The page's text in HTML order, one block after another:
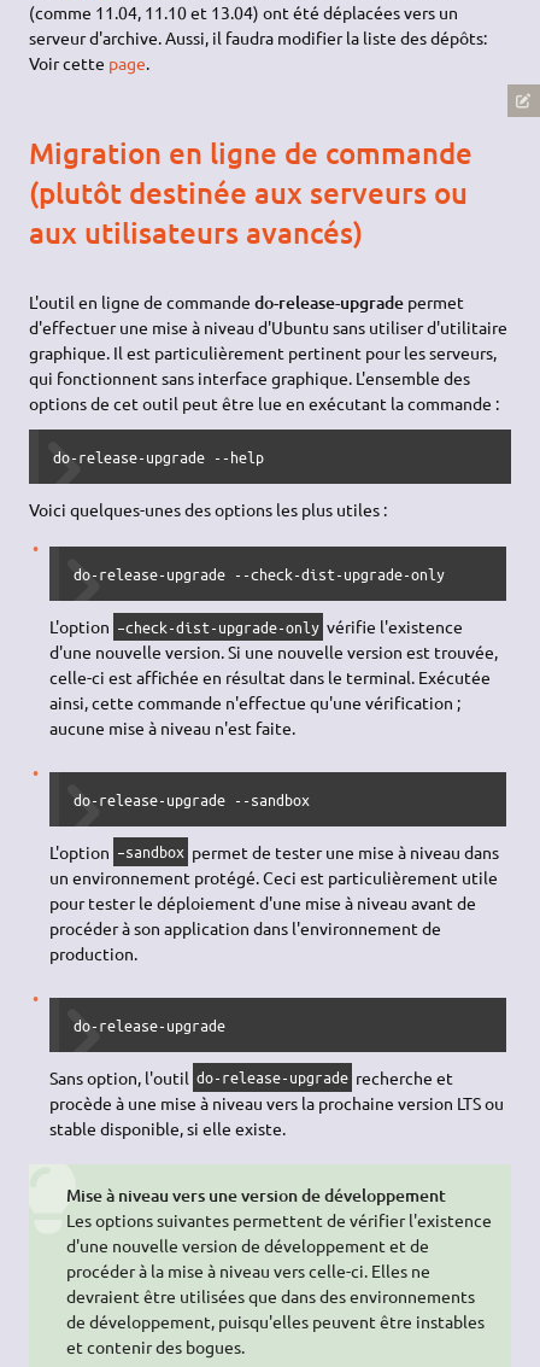
(comme 11.04, 11.10 et 13.04) ont été déplacées vers un
serveur d'archive. Aussi, il faudra modifier la liste des dépôts:
Voir cette page.
Migration en ligne de commande
(plutôt destinée aux serveurs ou
aux utilisateurs avancés)
L'outil en ligne de commandedo-release-upgrade permet
d'effectuer une mise à niveau d'Ubuntu sans utiliser d'utilitaire
graphique. Il est particulièrement pertinent pour les serveurs,
qui fonctionnent sans interface graphique. L'ensemble des
options de cet outil peut être lue en exécutant la commande :
do-release-upgrade --help
Voici quelques-unes des options les plus utiles :
do-release-upgrade --check-dist-upgrade-only
L'option –check-dist-upgrade-only vérifie l'existence
d'une nouvelle version. Si une nouvelle version est trouvée,
celle-ci est affichée en résultat dans le terminal. Exécutée
ainsi, cette commande n'effectue qu'une vérification ;
aucune mise à niveau n'est faite.
do-release-upgrade --sandbox
L'option –sandbox permet de tester une mise à niveau dans
un environnement protégé. Ceci est particulièrement utile
pour tester le déploiement d'une mise à niveau avant de
procéder à son application dans l'environnement de
production.
do-release-upgrade
Sans option, l'outil do-release-upgrade recherche et
procède à une mise à niveau vers la prochaine version LTS ou
stable disponible, si elle existe.
Mise à niveau vers une version de développement
Les options suivantes permettent de vérifier l'existence
d'une nouvelle version de développement et de
procéder à la mise à niveau vers celle-ci. Elles ne
devraient être utilisées que dans des environnements
de développement, puisqu'elles peuvent être instables
et contenir des bogues.